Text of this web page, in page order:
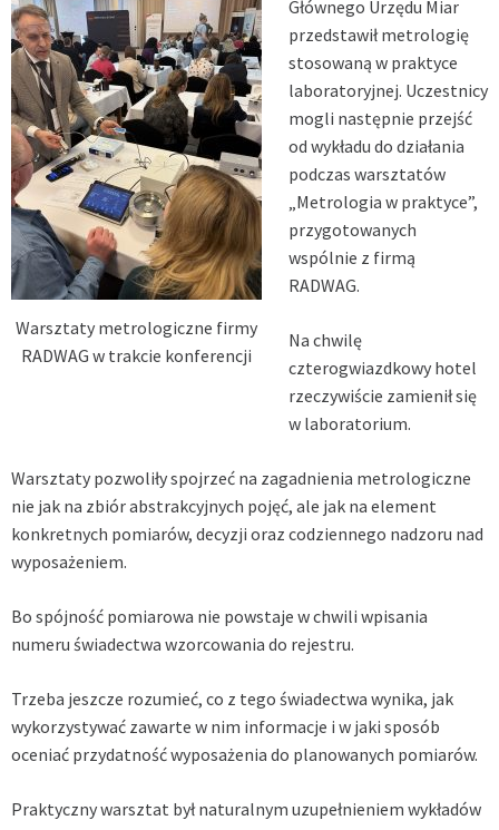
Warsztaty metrologiczne firmy
RADWAG w trakcie konferencji
Głównego Urzędu Miar
przedstawił metrologię
stosowaną w praktyce
laboratoryjnej. Uczestnicy
mogli następnie przejść
od wykładu do działania
podczas warsztatów
„Metrologia w praktyce”,
przygotowanych
wspólnie z firmą
RADWAG.
Na chwilę
czterogwiazdkowy hotel
rzeczywiście zamienił się
w laboratorium.
Warsztaty pozwoliły spojrzeć na zagadnienia metrologiczne
nie jak na zbiór abstrakcyjnych pojęć, ale jak na element
konkretnych pomiarów, decyzji oraz codziennego nadzoru nad
wyposażeniem.
Bo spójność pomiarowa nie powstaje w chwili wpisania
numeru świadectwa wzorcowania do rejestru.
Trzeba jeszcze rozumieć, co z tego świadectwa wynika, jak
wykorzystywać zawarte w nim informacje i w jaki sposób
oceniać przydatność wyposażenia do planowanych pomiarów.
Praktyczny warsztat był naturalnym uzupełnieniem wykładów